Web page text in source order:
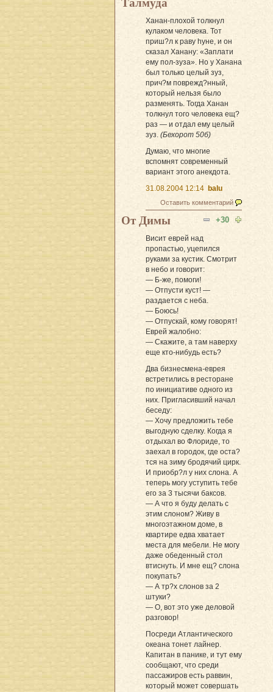
Талмуда
Ханан-плохой толкнул
кулаком человека. Тот
приш?л к раву hуне, и он
сказал Ханану: «Заплати
ему пол-зуза». Но у Ханана
был только целый зуз,
прич?м поврежд?нный,
который нельзя было
разменять. Тогда Ханан
толкнул того человека ещ?
раз — и отдал ему целый
зуз. (Бехорот 50б)
Думаю, что многие
вспомнят современный
вариант этого анекдота.
31.08.2004 12:14 balu
Оставить комментарий
+30
От Димы
Висит еврей над
пропастью, уцепился
руками за кустик. Смотрит
в небо и говорит:
— Б-же, помоги!
— Отпусти куст! —
раздается с неба.
— Боюсь!
— Отпускай, кому говорят!
Еврей жалобно:
— Скажите, а там наверху
еще кто-нибудь есть?
Два бизнесмена-еврея
встретились в ресторане
по инициативе одного из
них. Пригласивший начал
беседу:
— Хочу предложить тебе
выгодную сделку. Когда я
отдыхал во Флориде, то
заехал в городок, где оста?
тся на зиму бродячий цирк.
И приобр?л у них слона. А
теперь могу уступить тебе
его за 3 тысячи баксов.
— А что я буду делать с
этим слоном? Живу в
многоэтажном доме, в
квартире едва хватает
места для мебели. Не могу
даже обеденный стол
втиснуть. И мне ещ? слона
покупать?
— А тр?х слонов за 2
штуки?
— О, вот это уже деловой
разговор!
Посреди Атлантического
океана тонет лайнер.
Капитан в панике, и тут ему
сообщают, что среди
пассажиров есть раввин,
который может совершать